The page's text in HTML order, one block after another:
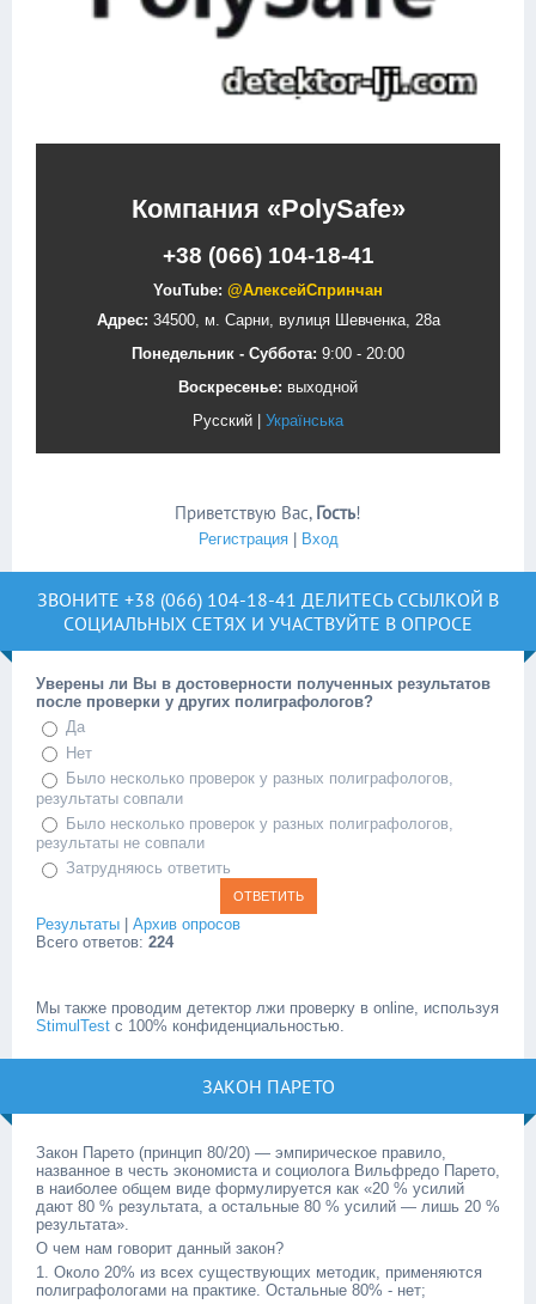
Компания «PolySafe»
+38 (066) 104-18-41
YouTube: @АлексейСпринчан
Адрес: 34500, м. Сарни, вулиця Шевченка, 28а
Понедельник - Суббота: 9:00 - 20:00
Воскресенье: выходной
Русский
Українська
Приветствую Вас, Гость!
Регистрация| Вход
ЗВОНИТЕ +38 (066) 104-18-41 ДЕЛИТЕСЬ ССЫЛКОЙ В
СОЦИАЛЬНЫХ СЕТЯХ И УЧАСТВУЙТЕ В ОПРОСЕ
Уверены ли Вы в достоверности полученных результатов
после проверки у других полиграфологов?
Да
Нет
Было несколько проверок у разных полиграфологов,
результаты совпали
Было несколько проверок у разных полиграфологов,
результаты не совпали
Затрудняюсь ответить
Результаты
Архив опросов
Всего ответов: 224
Мы также проводим детектор лжи проверку в online, используя
StimulTest с 100% конфиденциальностью.
ЗАКОН ПАРЕТО
Закон Парето (принцип 80/20) — эмпирическое правило,
названное в честь экономиста и социолога Вильфредо Парето,
в наиболее общем виде формулируется как «20 % усилий
дают 80 % результата, а остальные 80 % усилий — лишь 20 %
результата».
О чем нам говорит данный закон?
1. Около 20% из всех существующих методик, применяются
полиграфологами на практике. Остальные 80% - нет;